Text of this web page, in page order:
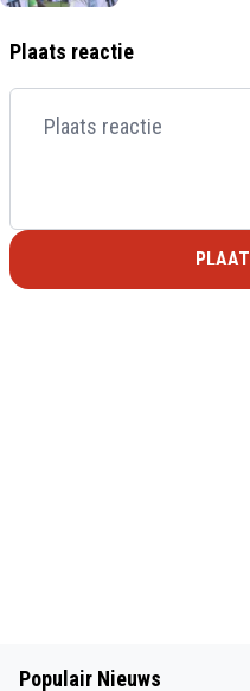
Plaats reactie
Populair Nieuws